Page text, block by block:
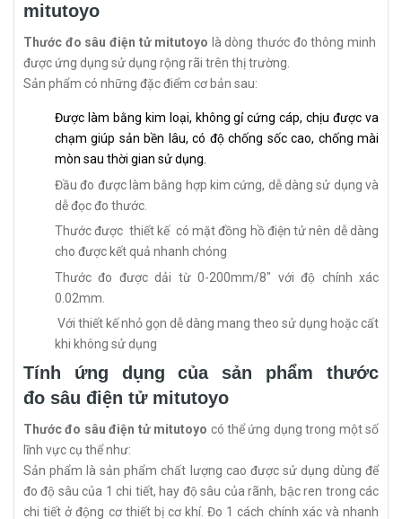
mitutoyo
Thước đo sâu điện tử mitutoyo là dòng thước đo thông minh
được ứng dụng sử dụng rộng rãi trên thị trường.
Sản phẩm có những đặc điểm cơ bản sau:
Được làm bằng kim loại, không gỉ cứng cáp, chịu được va
chạm giúp sản bền lâu, có độ chống sốc cao, chống mài
mòn sau thời gian sử dụng.
Đầu đo được làm bằng hợp kim cứng, dễ dàng sử dụng và
dễ đọc đo thước.
Thước được thiết kế có mặt đồng hồ điện tử nên dễ dàng
cho được kết quả nhanh chóng
Thước đo được dải từ 0-200mm/8" với độ chính xác
0.02mm.
Với thiết kế nhỏ gọn dễ dàng mang theo sử dụng hoặc cất
khi không sử dụng
Tính ứng dụng của sản phẩm thước
đo sâu điện tử mitutoyo
Thước đo sâu điện tử mitutoyo có thể ứng dụng trong một số
lĩnh vực cụ thể như:
Sản phẩm là sản phẩm chất lượng cao được sử dụng dùng để
đo độ sâu của 1 chi tiết, hay độ sâu của rãnh, bậc ren trong các
chi tiết ở động cơ thiết bị cơ khí. Đo 1 cách chính xác và nhanh